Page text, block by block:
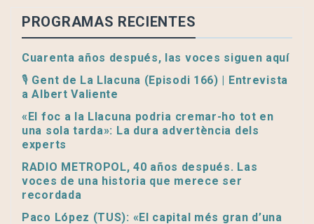
PROGRAMAS RECIENTES
Cuarenta años después, las voces siguen aquí
🎙️ Gent de La Llacuna (Episodi 166) | Entrevista
a Albert Valiente
«El foc a la Llacuna podria cremar-ho tot en
una sola tarda»: La dura advertència dels
experts
RADIO METROPOL, 40 años después. Las
voces de una historia que merece ser
recordada
Paco López (TUS): «El capital més gran d’una